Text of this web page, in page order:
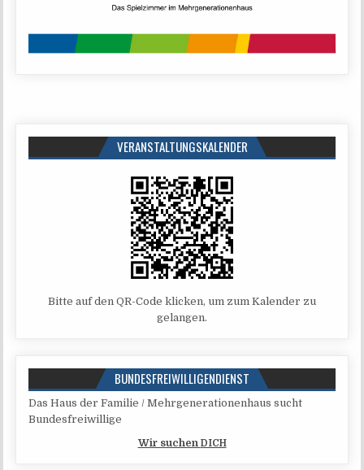
VERANSTALTUNGSKALENDER
Bit­te auf den QR-Code kli­cken, um zum Kalen­der zu
gelangen.
BUNDESFREIWILLIGENDIENST
Das Haus der Fami­lie / Mehr­ge­ne­ra­tio­nen­haus sucht
Bundesfreiwillige
Wir suchen DICH